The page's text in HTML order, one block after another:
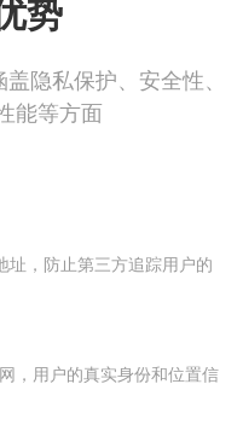
势
隐私保护、安全性、
能等方面
址，防止第三方追踪用户的
，用户的真实身份和位置信